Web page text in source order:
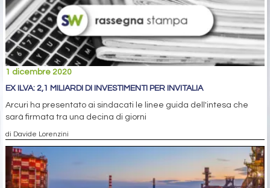
1 dicembre 2020
EX ILVA: 2,1 MILIARDI DI INVESTIMENTI PER INVITALIA
Arcuri ha presentato ai sindacati le linee guida dell'intesa che
sarà firmata tra una decina di giorni
di Davide Lorenzini